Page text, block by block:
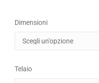
Dimensioni
Telaio